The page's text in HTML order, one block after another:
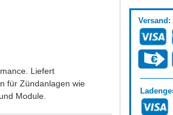
Liefert
für Zündanlagen wie
Module.
Versand: